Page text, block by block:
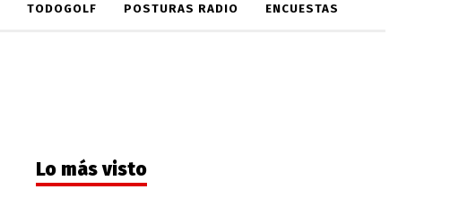
TODOGOLF POSTURAS RADIO ENCUESTAS
Lo más visto